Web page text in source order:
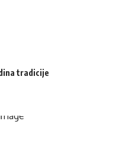
tradicije